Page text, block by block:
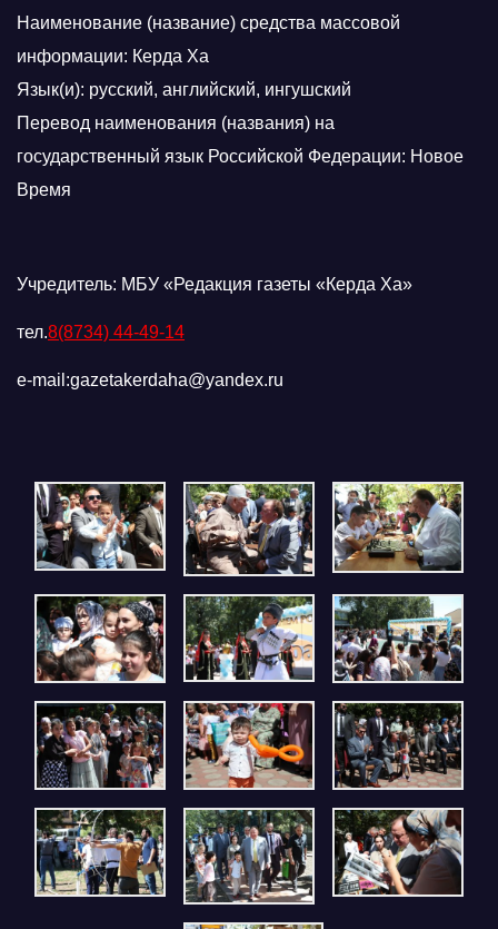
Наименование (название) средства массовой
информации: Керда Ха
Язык(и): русский, английский, ингушский
Перевод наименования (названия) на
государственный язык Российской Федерации: Новое
Время
Учредитель: МБУ «Редакция газеты «Керда Ха»
тел.8(8734) 44-49-14
e-mail:gazetakerdaha@yandex.ru